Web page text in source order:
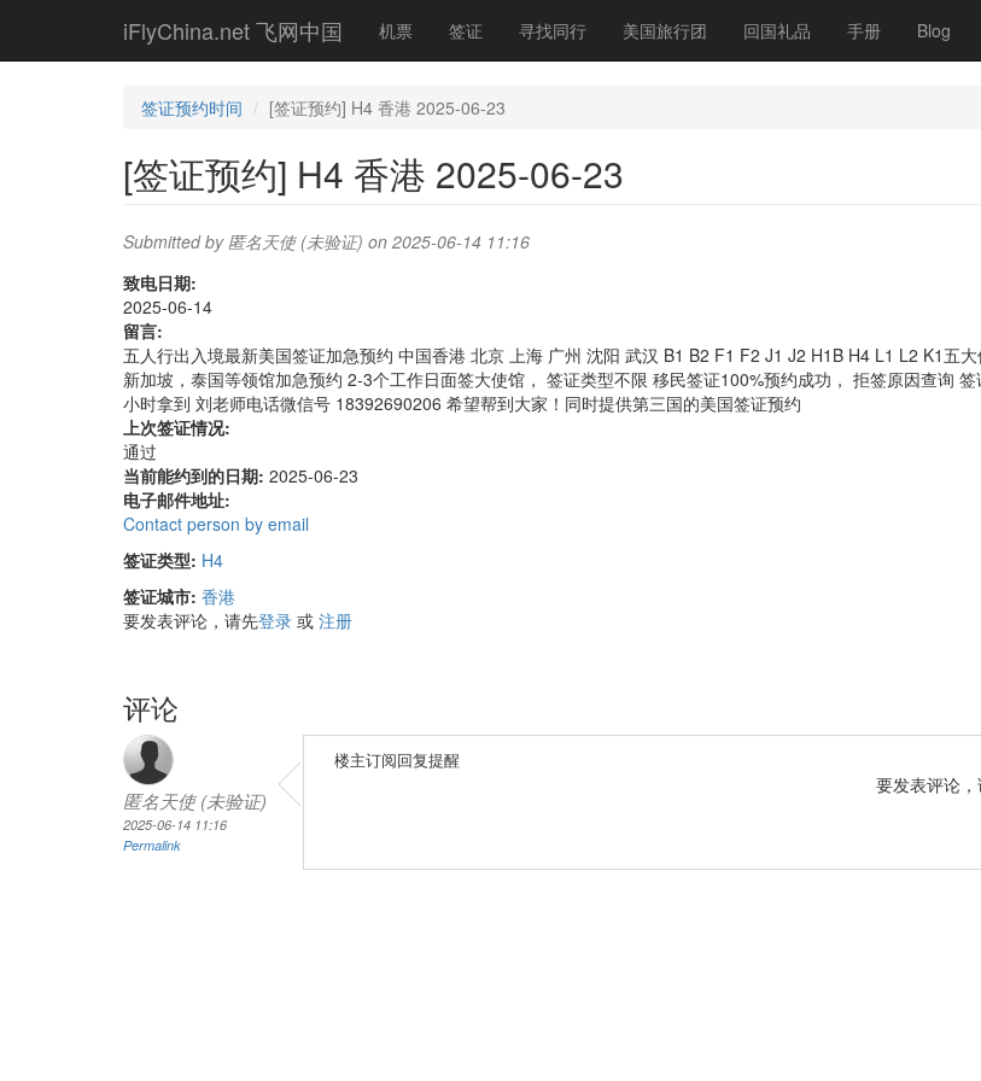
main
iFlyChina.net 飞网中国 机票 签证 寻找同行 美国旅行团 回国礼品 手册 Blog
签证预约时间 [签证预约] H4 香港 2025-06-23
[签证预约] H4 香港 2025-06-23
Submitted by 匿名天使 (未验证) on 2025-06-14 11:16
致电日期:
2025-06-14
留言:
五人行出入境最新美国签证加急预约 中国香港 北京 上海 广州 沈阳 武汉 B1 B2 F1 F2 J1 J2 H1B H4 L1 L2 K1五大
新加坡，泰国等领馆加急预约 2-3个工作日面签大使馆， 签证类型不限 移民签证100%预约成功， 拒签原因查询
小时拿到 刘老师电话微信号 18392690206 希望帮到大家！同时提供第三国的美国签证预约
上次签证情况:
通过
当前能约到的日期: 2025-06-23
电子邮件地址:
Contact person by email
签证类型: H4
签证城市: 香港
要发表评论，请先登录 或 注册
评论
匿名天使 (未验证)
2025-06-14 11:16
Permalink
楼主订阅回复提醒
要发表评论